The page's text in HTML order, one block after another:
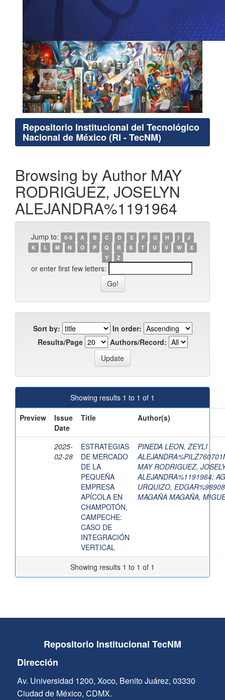
Repositorio Institucional del Tecnológico
Nacional de México (RI - TecNM)
Browsing by Author MAY
RODRIGUEZ, JOSELYN
ALEJANDRA%1191964
Jump to: 0-9 A B C D E F G H I
J
K
L M N O P Q R S T U V W
X
Y
Z
or enter first few letters:
Sort by:
In order:
Results/Page
Authors/Record:
Showing results 1 to 1 of 1
Preview
Issue
Date
Title Author(s)
2025-
02-28
ESTRATEGIAS
DE MERCADO
DE LA
PEQUEÑA
EMPRESA
APÍCOLA EN
CHAMPOTÓN,
CAMPECHE:
CASO DE
INTEGRACIÓN
VERTICAL
PINEDA LEON, ZEYLI
MAY RODRIGUEZ,
ALEJANDRA%1191964;
URQUIZO, EDGAR%98908
MAGAÑA MAGAÑA,
Showing results 1 to 1 of 1
Repositorio Institucional TecNM
Dirección
Av. Universidad 1200, Xoco, Benito Juárez, 03330
Ciudad de México, CDMX.